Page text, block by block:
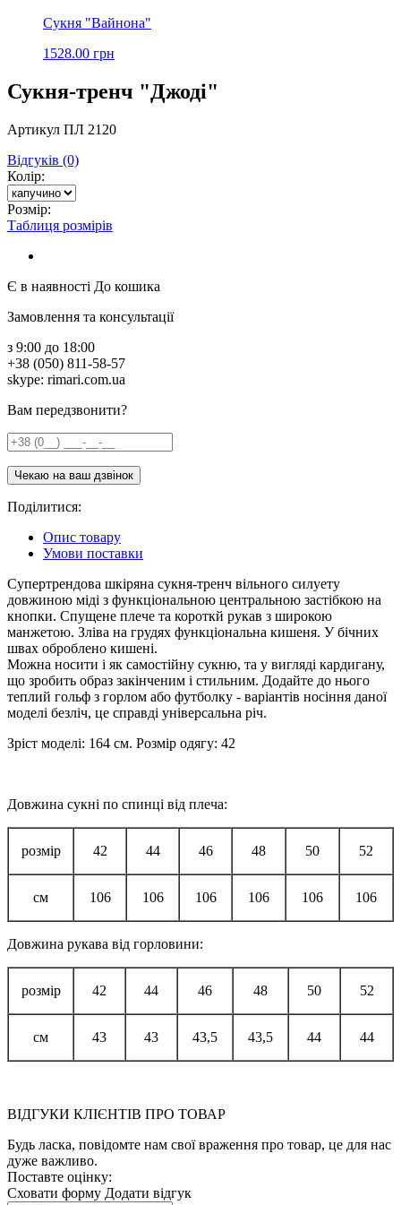
Сукня "Вайнона"
1528.00 грн
Сукня-тренч "Джоді"
Артикул ПЛ 2120
Відгуків (0)
Колір:
Розмір:
Таблиця розмірів
Є в наявності До кошика
Замовлення та консультації
з 9:00 до 18:00
+38 (050) 811-58-57
skype: rimari.com.ua
Вам передзвонити?
Поділитися:
Опис товару
Умови поставки
Супертрендова шкіряна сукня-тренч вільного силуету
довжиною міді з функціональною центральною застібкою на
кнопки. Спущене плече та короткй рукав з широкою
манжетою. Зліва на грудях функціональна кишеня. У бічних
швах оброблено кишені.
Можна носити і як самостійну сукню, та у вигляді кардигану,
що зробить образ закінченим і стильним. Додайте до нього
теплий гольф з горлом або футболку - варіантів носіння даної
моделі безліч, це справді універсальна річ.
Зріст моделі: 164 см. Розмір одягу: 42
Довжина сукні по спинці від плеча:
розмір 42 44 46 48 50 52
см 106 106 106 106 106 106
Довжина рукава від горловини:
розмір 42 44 46 48 50 52
см 43 43 43,5 43,5 44 44
ВІДГУКИ КЛІЄНТІВ ПРО ТОВАР
Будь ласка, повідомте нам свої враження про товар, це для нас
дуже важливо.
Поставте оцінку:
Сховати форму Додати відгук